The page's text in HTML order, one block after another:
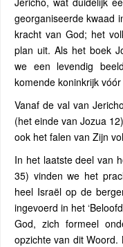
georganiseerde kwaad
kracht van God; het
plan uit. Als het boek
we een levendig
komende koninkrijk
Vanaf de val van
(het einde van Jozua
ook het falen van Zijn
In het laatste deel van
35) vinden we het
heel Israël op de
ingevoerd in het
God, zich formeel
opzichte van dit Woord.